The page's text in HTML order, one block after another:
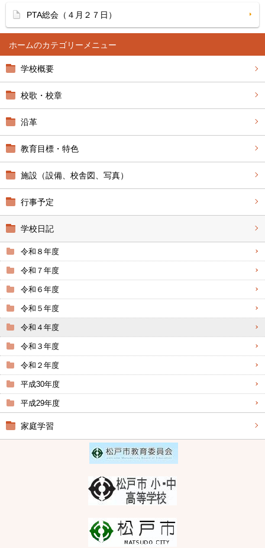
ホーム
学校概要
校歌・校章
沿革
教育目標・特色
施設（設備、校舎図、写真）
行事予定
学校日記
令和８年度
令和７年度
令和６年度
令和５年度
令和４年度
令和３年度
令和２年度
平成30年度
平成29年度
家庭学習
PTA総会（４月２７日）